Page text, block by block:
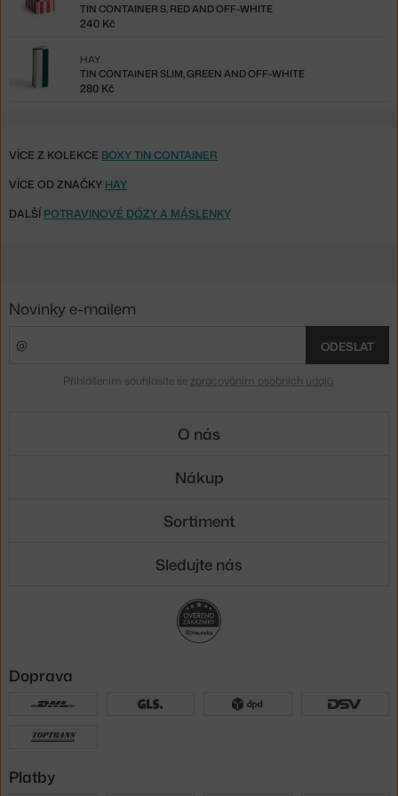
TIN CONTAINER S, RED AND OFF-WHITE
240 Kč
TIN CONTAINER SLIM, GREEN AND OFF-WHITE
HAY
280 Kč
VÍCE Z KOLEKCE BOXY TIN CONTAINER
VÍCE OD ZNAČKY HAY
DALŠÍ POTRAVINOVÉ DÓZY A MÁSLENKY
Novinky e-mailem
ODESLAT
Přihlášením souhlasíte se zpracováním osobních údajů
O nás
Nákup
Sortiment
Sledujte nás
Doprava
Platby